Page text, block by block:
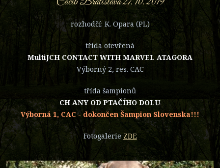
rozhodčí: K. Opara (PL)
třída otevřená
MultiJCH CONTACT WITH MARVEL ATAGORA
Výborný 2, res. CAC
třída šampionů
CH ANY OD PTAČÍHO DOLU
Výborná 1, CAC - dokončen Šampion Slovenska!!!
Fotogalerie ZDE